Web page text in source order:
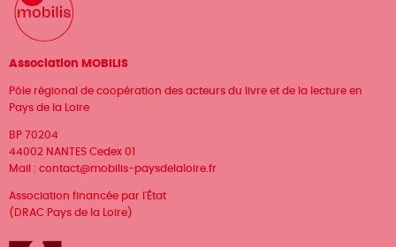
Association MOBILIS
Pôle régional de coopération des acteurs du livre et de la lecture en
Pays de la Loire
BP 70204
44002 NANTES Cedex 01
Mail : contact@mobilis-paysdelaloire.fr
Association financée par l'État
(DRAC Pays de la Loire)